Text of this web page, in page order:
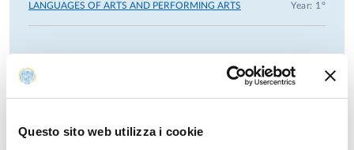
Questo sito web utilizza i cookie
LANGUAGES OF ARTS AND PERFORMING ARTS
Year: 1°
Previous years